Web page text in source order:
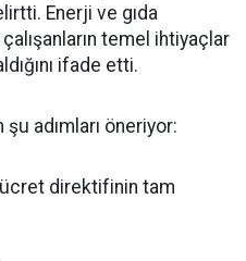
Enerji ve gıda
temel ihtiyaçlar
ifade etti.
adımları öneriyor:
direktifinin tam